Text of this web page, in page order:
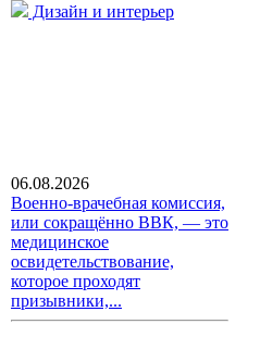
Дизайн и интерьер
06.08.2026
Военно-врачебная комиссия,
или сокращённо ВВК, — это
медицинское
освидетельствование,
которое проходят
призывники,...